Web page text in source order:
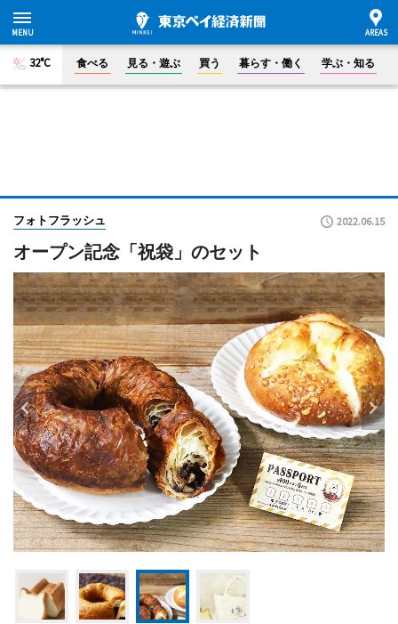
32°C 食べる 見る・遊ぶ 買う 暮らす・働く 学ぶ・知る
フォトフラッシュ 2022.06.15
オープン記念「祝袋」のセット